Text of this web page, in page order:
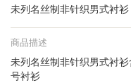
未列名丝制非针织男式衬衫
商品描述
未列名丝制非针织男式衬
号衬衫